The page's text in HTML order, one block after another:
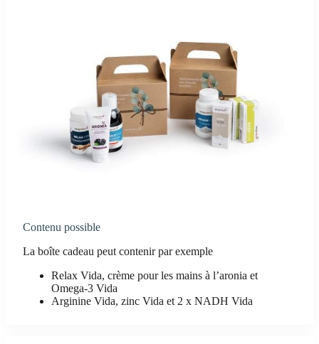
Contenu possible
La boîte cadeau peut contenir par exemple
Relax Vida, crème pour les mains à l’aronia et
Omega-3 Vida
Arginine Vida, zinc Vida et 2 x NADH Vida